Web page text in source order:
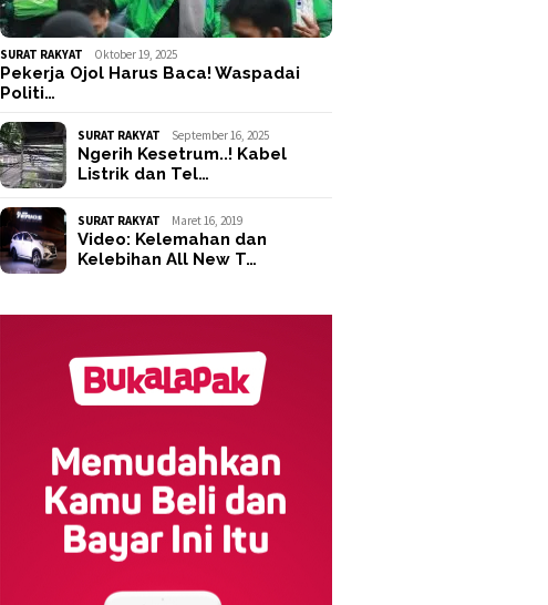
SURAT RAKYAT Oktober 19, 2025
Pekerja Ojol Harus Baca! Waspadai
Politi…
SURAT RAKYAT September 16, 2025
Ngerih Kesetrum..! Kabel
Listrik dan Tel…
SURAT RAKYAT Maret 16, 2019
Video: Kelemahan dan
Kelebihan All New T…